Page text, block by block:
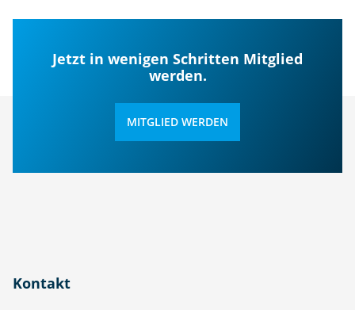
Jetzt in wenigen Schritten Mitglied
werden.
MITGLIED WERDEN
Kontakt